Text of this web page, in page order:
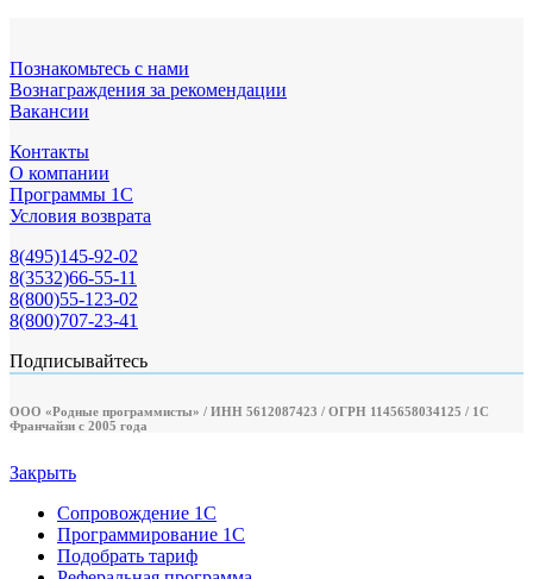
вариаций.
Опции
Познакомьтесь с нами
Вознаграждения за рекомендации
Вакансии
Контакты
О компании
Программы 1С
Условия возврата
8(495)145-92-02
8(3532)66-55-11
8(800)55-123-02
8(800)707-23-41
Подписывайтесь
ООО «Родные программисты» / ИНН 5612087423 / ОГРН 1145658034125 / 1С
Франчайзи с 2005 года
Закрыть
Сопровождение 1С
Программирование 1С
Подобрать тариф